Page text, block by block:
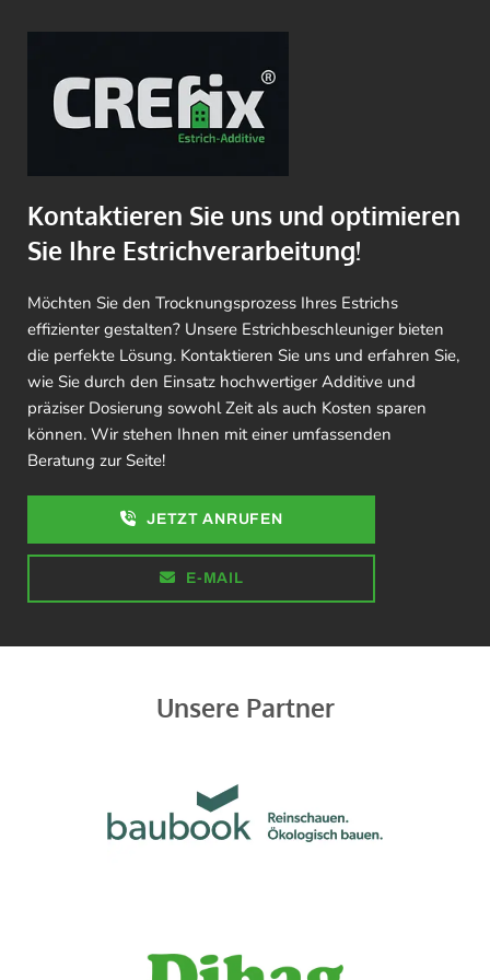
Kontaktieren Sie uns und optimieren
Sie Ihre Estrichverarbeitung!
Möchten Sie den Trocknungsprozess Ihres Estrichs
effizienter gestalten? Unsere Estrichbeschleuniger bieten
die perfekte Lösung. Kontaktieren Sie uns und erfahren Sie,
wie Sie durch den Einsatz hochwertiger Additive und
präziser Dosierung sowohl Zeit als auch Kosten sparen
können. Wir stehen Ihnen mit einer umfassenden
Beratung zur Seite!
JETZT ANRUFEN
E-MAIL
Unsere Partner